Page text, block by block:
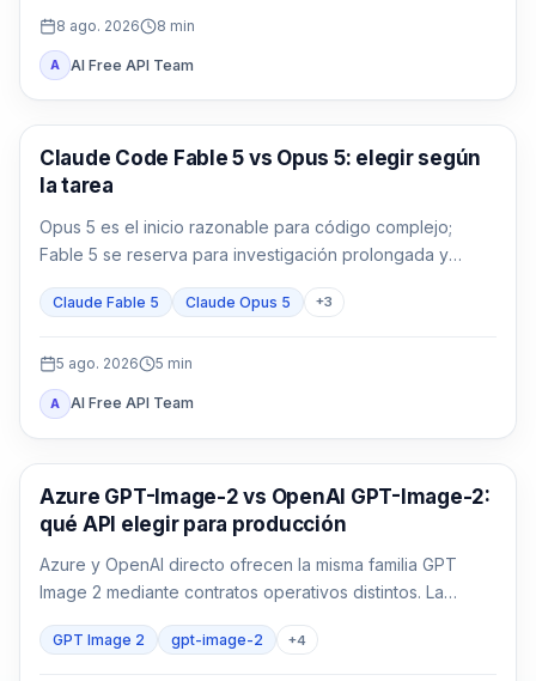
8 ago. 2026 8 min
A AI Free API Team
Claude Code
Claude Code Fable 5 vs Opus 5: elegir según
la tarea
Opus 5 es el inicio razonable para código complejo;
Fable 5 se reserva para investigación prolongada y
Claude Fable 5 Claude Opus 5 +3
5 ago. 2026 5 min
A AI Free API Team
Generación de imágenes con IA
Azure GPT-Image-2 vs OpenAI GPT-Image-2:
qué API elegir para producción
Azure y OpenAI directo ofrecen la misma familia GPT
Image 2 mediante contratos operativos distintos. La
decisión depende de identidad, región, factura, cuota,
formato y soporte, no solo del nombre del modelo.
GPT Image 2 gpt-image-2 +4